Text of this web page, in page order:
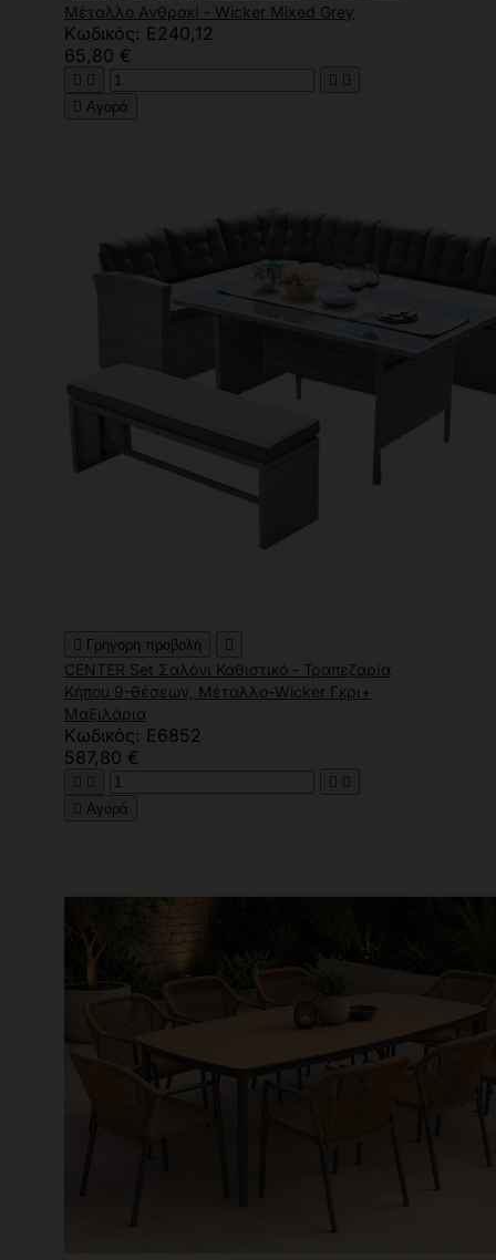
Μέταλλο Ανθρακί - Wicker Mixed Grey
Κωδικός: Ε240,12
65,80 €
   
 Αγορά
 Γρήγορη προβολή 
CENTER Set Σαλόνι Καθιστικό - Τραπεζαρία
Κήπου 9-θέσεων, Μέταλλο-Wicker Γκρι+
Μαξιλάρια
Κωδικός: Ε6852
587,80 €
   
 Αγορά